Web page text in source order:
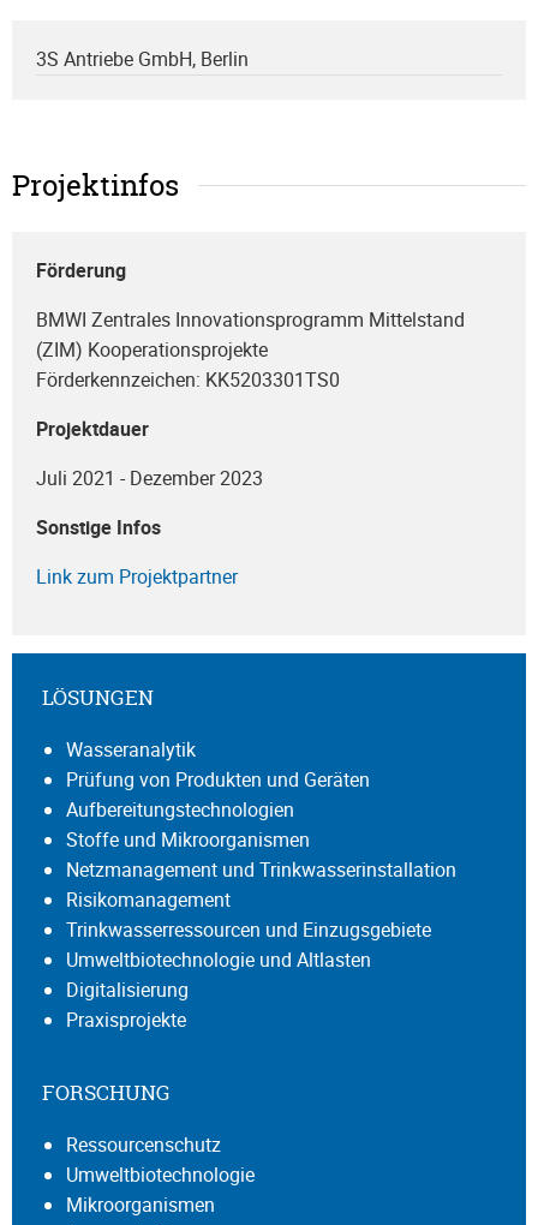
3S Antriebe GmbH, Berlin
Projektinfos
Förderung
BMWI Zentrales Innovationsprogramm Mittelstand
(ZIM) Kooperationsprojekte
Förderkennzeichen: KK5203301TS0
Projektdauer
Juli 2021 - Dezember 2023
Sonstige Infos
Link zum Projektpartner
LÖSUNGEN
Wasseranalytik
Prüfung von Produkten und Geräten
Aufbereitungstechnologien
Stoffe und Mikroorganismen
Netzmanagement und Trinkwasserinstallation
Risikomanagement
Trinkwasserressourcen und Einzugsgebiete
Umweltbiotechnologie und Altlasten
Digitalisierung
Praxisprojekte
FORSCHUNG
Ressourcenschutz
Umweltbiotechnologie
Mikroorganismen